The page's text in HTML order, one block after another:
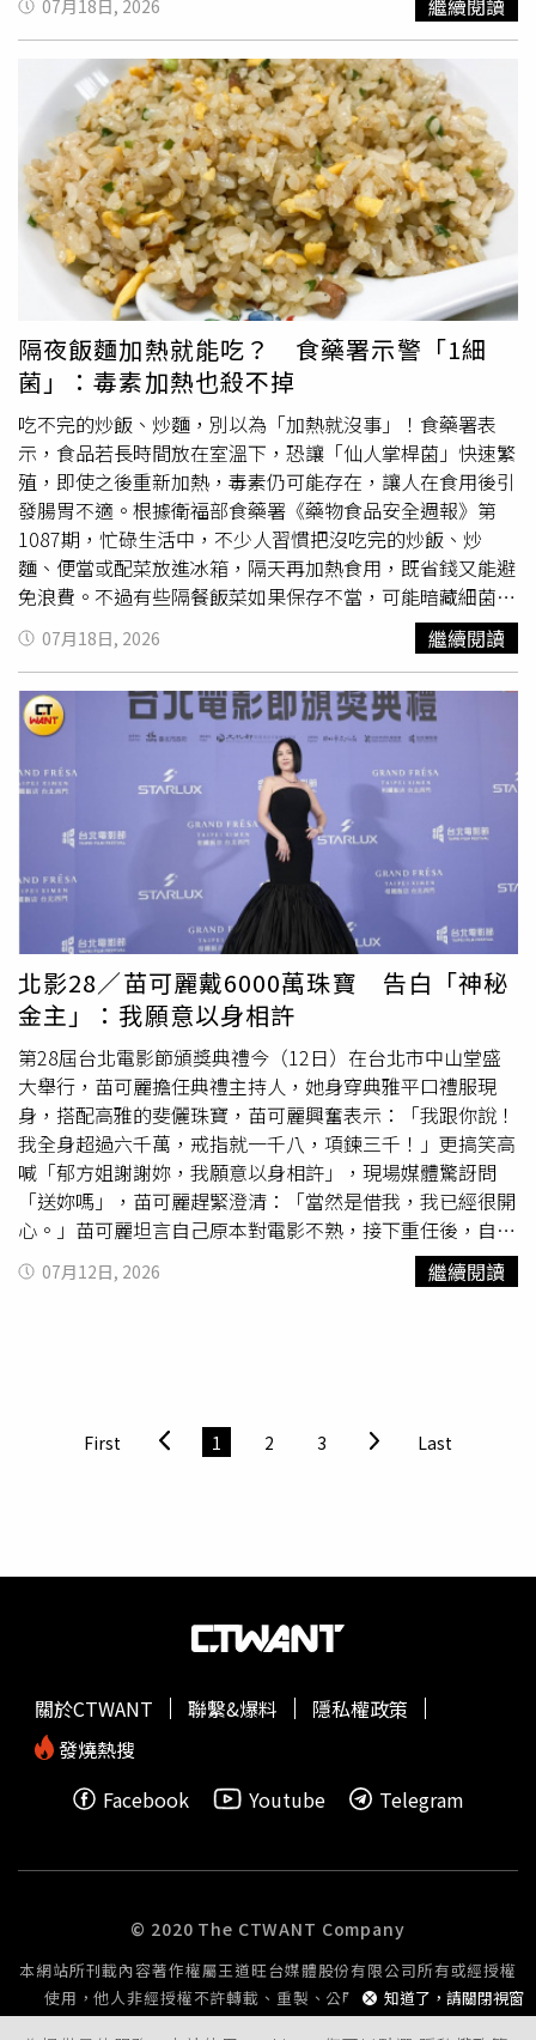
id=69231
喜歡吃肉鬆麵包、蔥花麵包，下午茶則選擇紅豆麵包、菠蘿
麵包，但洪永祥醫師提醒，這些看似方便的麵包，為了維持
柔軟口感與特殊風味，製作過程中往往加入較多鈉與精緻
糖。長期攝取過量鹽分與糖分，容易增加血壓與血糖控制負
擔，而高血壓與糖尿病正是造成腎臟損傷的重要危險因素。
第三種錯誤，是只吃麵包，卻缺少其他營養搭配。不少人早
餐只吃一條吐司或一個麵包便匆匆解決一餐，但單純攝取大
量碳水化合物，容易造成血糖快速波動，同時缺少蛋白質、
膳食纖維及抗氧化營養素，使身體長時間處於較高的發炎風
險環境。洪永祥醫師也強調，麵包並不是完全不能吃，只要
掌握正確方式，仍然可以成為健康飲食的一部分。首先，烘
烤時間必須控制，吐司只要稍微加熱、恢復柔軟即可，不要
追求焦黑酥脆的口感。其次，購買麵包時應仔細查看成分標
示，盡量選擇無包餡、少油、少鹽的原味吐司或雜糧麵包，
避免攝取過多隱藏糖分與鈉。此外，吃麵包時也應注意營養
搭配，建議搭配無糖豆漿、雞蛋，以及新鮮蔬果，透過蛋白
質、纖維與蔬果中的抗氧化物質，讓早餐營養更加均衡，也
有助降低身體發炎壓力。洪永祥醫師文末提醒，如果腎絲球
過濾率已經低於45，代表腎功能進入需要更加注意飲食控制
的階段，可能需要進行限制蛋白質、磷與鉀攝取的腎臟病飲
食管理。此時，全麥吐司或雜糧麵包因含有較高磷與蛋白
質，便不適合作為日常早餐主食。保護腎臟不一定需要花費
大量金錢，從生活中的小習慣開始調整，例如縮短吐司烘烤
時間、不追求過度焦脆，就可能替腎臟減少不必要的負擔。
斤，而是終於戰勝了曾經的自己。根據《VnExpress》報
導，住在越南胡志明市的黎黃龍表示，自己並非從小就胖，
而是多年來缺乏運動、經常久坐，加上飲食不節制及容易囤
積脂肪的體質，體重逐年增加，到了2022年初已飆升至105
公斤。肥胖不只改變外貌，也逐漸侵蝕他的健康。他罹患高
血脂、高血壓，膝蓋更因長期承受過大重量，出現急性退化
性關節炎與關節疼痛，每天起床照鏡子時，甚至不敢正視鏡
中的自己，總覺得旁人正默默打量、評價他的身材。感情挫
折更讓他備受打擊。黎黃龍回憶，每次鼓起勇氣向喜歡的人
告白，換來的卻都是拒絕，有人刻意保持距離，也有人直接
告訴他：「你太胖了，先瘦下來再考慮談戀愛。」連續10次
告白失敗後，他沒有繼續沉溺於自卑，而是決定徹底改變人
生，於2022年1月正式展開減重計畫。他採用「熱量赤字」
（Calorie Deficit）飲食方式，也就是每天攝取的熱量低於
身體消耗的熱量，但並未採取激烈節食，依然維持一天三
餐。平日每餐大多以約200公克雞胸肉、瘦肉或海鮮搭配少
量白飯或糙米，再配100至150公克水煮或清蒸蔬菜；早餐
則吃4顆蛋白或約50公克燕麥，運動前再補充一根香蕉或一
條地瓜，作為訓練時的能量來源。改變飲食初期並不容易。
過去習慣大啖河粉、白飯及重口味料理的他，突然每天吃雞
胸肉和水煮蔬菜，一度十分痛苦，甚至好幾次萌生放棄念
頭。然而，幾週後，他開始感受到身體變化。「每吃完一
餐，我都覺得身體變得更輕盈。」黎黃龍說。隨著身體逐漸
適應新的飲食模式，他也調整進食順序，改成先吃蔬菜、再
吃蛋白質、最後才攝取澱粉，同時放慢進食速度，在感覺約
八分飽時便停止進食，避免過量攝取熱量。除了控制飲食，
他每週固定前往健身房5至6天，上午安排有氧及核心訓練，
下午則進行重量訓練，希望增加肌肉量並提升基礎代謝。剛
開始運動時，連最基本的坐下、站起都會讓肌肉痠痛，體力
也很快耗盡，有些特別疲憊的日子，他甚至站在健身房門口
猶豫是否該放棄。但每當這個念頭浮現，他總會對自己說一
句：「繼續堅持。」隨後再走進健身房完成當天訓練。美國
國家衛生研究院（NIH）彙整研究指出，若每天維持約500
大卡的熱量赤字，每週約可減重0.2至0.9公斤；而美國哈佛
大學（Harvard University）研究也指出，阻力訓練不僅能
增加肌肉量，也能提升身體靜態代謝率，使人體即使休息時
仍可消耗更多熱量。黎黃龍的努力很快獲得回報，短短6個
月便成功減去40公斤，體重從105公斤降至65公斤。隨著體
重下降，他的高血壓、高血脂恢復正常，膝蓋疼痛完全消
失，過去緊繃的衣服變得寬鬆，臉部輪廓也愈發明顯，就連
爬樓梯都不再氣喘吁吁。成功瘦身後，黎黃龍投入健身產
業，成為一名健身教練，並透過社群平台分享自己的減重歷
程，吸引不少網友關注，也鼓勵許多人開始改變生活方式。
他的母親更常自豪地向鄰居分享兒子的蛻變故事。如今的黎
黃龍雖然仍是單身，但他坦言，感情早已不是人生最重要的
人生旅程。
07月18日, 2026 繼續閱讀
隔夜飯麵加熱就能吃？ 食藥署示警「1細
菌」：毒素加熱也殺不掉
吃不完的炒飯、炒麵，別以為「加熱就沒事」！食藥署表
示，食品若長時間放在室溫下，恐讓「仙人掌桿菌」快速繁
殖，即使之後重新加熱，毒素仍可能存在，讓人在食用後引
發腸胃不適。根據衛福部食藥署《藥物食品安全週報》第
1087期，忙碌生活中，不少人習慣把沒吃完的炒飯、炒
麵、便當或配菜放進冰箱，隔天再加熱食用，既省錢又能避
免浪費。不過有些隔餐飯菜如果保存不當，可能暗藏細菌危
機，其中常見的就是「仙人掌桿菌」。食藥署說明，「仙人
掌桿菌」廣泛存在於自然環境中，也常見於米飯、麵食等澱
藏時，「仙人掌桿菌」可能快速生長並產生毒素。「仙人掌
桿菌」毒素具有耐熱的特性，即使經過加熱，毒素仍然會存
在，食用後可能出現噁心、嘔吐、腹痛或腹瀉等不適症狀。
食藥署指出，有些民眾以為，食物只要加熱就不會發生食品
中毒，其實保存方式也是關鍵因素，提醒大家掌握預防食品
中毒「5要原則」，才能吃得安心。1、要洗手：料理前後、
拿取食物前及如廁後，都應確實以肥皂洗手，避免將細菌帶
到食品上。2、要新鮮：食材應選擇新鮮、保存良好的食
品，隔餐飯菜若出現異味、變色或黏稠感等異常情況，就不
應再食用。3、要生熟食分開：生食與熟食應分開保存與處
理，避免交叉污染。4、要徹底加熱：隔餐飯菜再次食用
前，應充分加熱至中心溫度超過70°C以上，尤其炒飯、炒麵
等澱粉類食品更應徹底加熱。5、要注意保存溫度：食品烹
調後避免長時間存放於7°C至60°C之間的危險溫度帶，應於
60°C以上保溫或7°C以下冷藏保存，並縮短存放時間。食藥
署提醒，食品應依實際需求適量製作，烹煮完成後應盡速食
用，避免長時間放置；隔餐飯菜應徹底加熱再食用，掌握正
確保存與加熱原則，不讓「仙人掌桿菌」來攪局。
07月18日, 2026 繼續閱讀
北影28／苗可麗戴6000萬珠寶 告白「神秘
金主」：我願意以身相許
第28屆台北電影節頒獎典禮今（12日）在台北市中山堂盛
大舉行，苗可麗擔任典禮主持人，她身穿典雅平口禮服現
身，搭配高雅的斐儷珠寶，苗可麗興奮表示：「我跟你說！
我全身超過六千萬，戒指就一千八，項鍊三千！」更搞笑高
喊「郁方姐謝謝妳，我願意以身相許」，現場媒體驚訝問
「送妳嗎」，苗可麗趕緊澄清：「當然是借我，我已經很開
心。」苗可麗坦言自己原本對電影不熟，接下重任後，自然
要花很多時間做功課，除了每部入圍作品都要看過之外，還
要認人，「原本覺得認得演員就可以，可是好像不行，導演
來一點。」而典禮因巴威颱風延後到今天，苗可麗坦言原本
今天有排定工作，還好工作有順利排開，「我超興奮，人生
07月12日, 2026 繼續閱讀
First 1 2 3 Last
知道了，請關閉視窗
關於CTWANT 聯繫&爆料
隱私權政策
發燒熱搜
Facebook
Youtube Telegram
© 2020 The CTWANT Company
本網站所刊載內容著作權屬王道旺台媒體股份有限公司所有或經授權
使用，他人非經授權不許轉載、重製、公開播送或公開傳輸。